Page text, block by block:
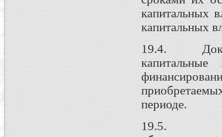
капитальных
капитальных
19.4.
периоде.
19.5.